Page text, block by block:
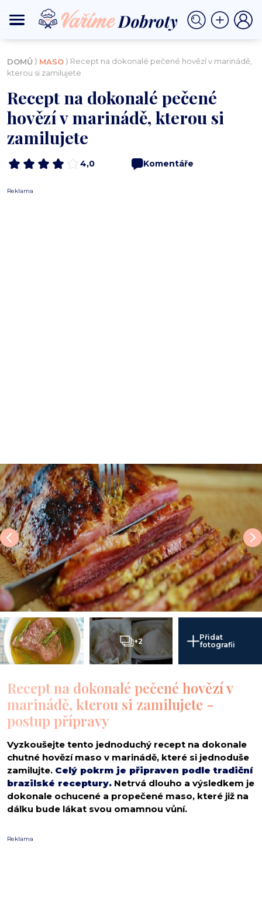
DOMŮ ⟩ MASO ⟩ Recept na dokonalé pečené hovězí v marinádě,
kterou si zamilujete
Recept na dokonalé pečené
hovězí v marinádě, kterou si
zamilujete
4,0 Komentáře
Reklama
+2
Přidat
fotografii
Recept na dokonalé pečené hovězí v
marinádě, kterou si zamilujete -
postup přípravy
Vyzkoušejte tento jednoduchý recept na dokonale
chutné hovězí maso v marinádě, které si jednoduše
zamilujte. Celý pokrm je připraven podle tradiční
brazilské receptury. Netrvá dlouho a výsledkem je
dokonale ochucené a propečené maso, které již na
dálku bude lákat svou omamnou vůní.
Reklama